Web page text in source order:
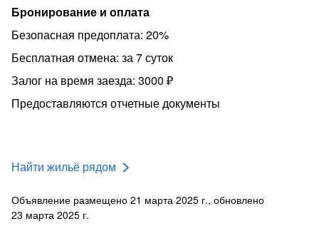
Бронирование и оплата
Безопасная предоплата: 20%
Бесплатная отмена: за 7 суток
Залог на время заезда: 3000 ₽
Предоставляются отчетные документы
Найти жильё рядом
Объявление размещено 21 марта 2025 г., обновлено
23 марта 2025 г.